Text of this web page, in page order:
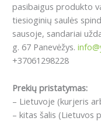
pasibaigus produkto
tiesioginių saulės
sausoje, sandariai
g. 67 Panevėžys.
+37061298228
Prekių pristatymas:
– Lietuvoje (kurjeris
– kitas šalis (Lietuvos